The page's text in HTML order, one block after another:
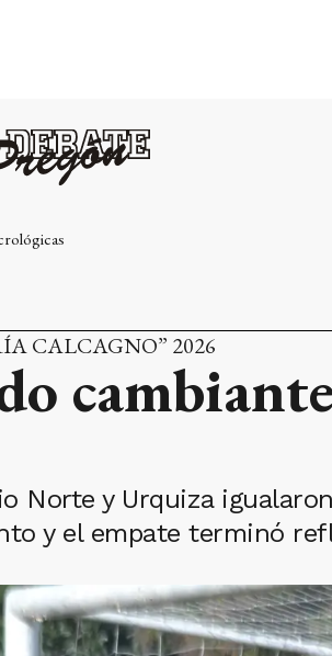
CALCAGNO” 2026
Norte y Urquiza
y el empate terminó